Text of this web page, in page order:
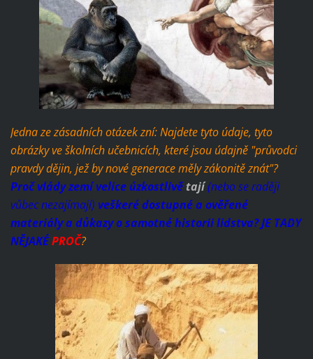
Jedna ze zásadních otázek zní: Najdete tyto údaje, tyto
obrázky ve školních učebnicích, které jsou údajně "průvodci
pravdy dějin, jež by nové generace měly zákonitě znát"?
Proč vlády zemí velice úzkostlivě tají(nebo se raději
vůbec nezajímají) veškeré dostupné a ověřené
materiály a důkazy o samotné historii lidstva? JE TADY
NĚJAKÉPROČ?